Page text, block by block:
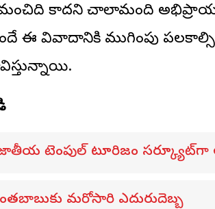
మంచిది కాదని చాలామంది
ఈ వివాదానికి ముగింపు
జాతీయ టెంపుల్ టూరిజం
మరోసారి ఎదురుదెబ్బ